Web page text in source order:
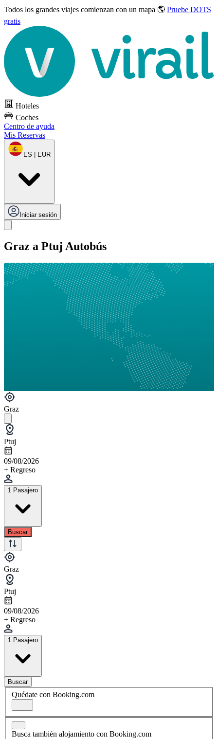
Todos los grandes viajes comienzan con un mapa 🌎 Pruebe DOTS
gratis
Hoteles
Coches
Centro de ayuda
Mis Reservas
ES | EUR
Iniciar sesión
Graz a Ptuj Autobús
Graz
Ptuj
09/08/2026
+ Regreso
1 Pasajero
Buscar
Graz
Ptuj
09/08/2026
+ Regreso
1 Pasajero
Buscar
Quédate con Booking.com
Busca también alojamiento con Booking.com